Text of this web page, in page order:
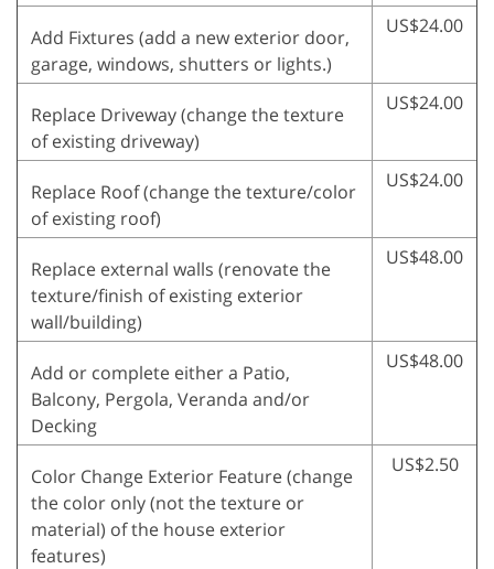
Add Fixtures (add a new exterior door,
garage, windows, shutters or lights.)
US$24.00
Replace Driveway (change the texture
of existing driveway)
US$24.00
Replace Roof (change the texture/color
of existing roof)
US$24.00
Replace external walls (renovate the
texture/finish of existing exterior
wall/building)
US$48.00
Add or complete either a Patio,
Balcony, Pergola, Veranda and/or
Decking
US$48.00
Color Change Exterior Feature (change
the color only (not the texture or
material) of the house exterior
features)
US$2.50